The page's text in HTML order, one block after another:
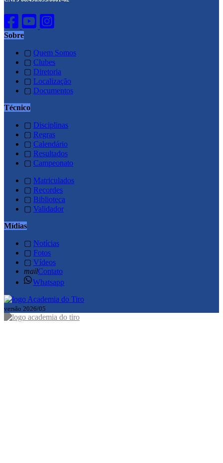
Sobre
▢ Quem Somos
▢ Clubes
▢ Diretoria
▢ Localização
▢ Documentos
Técnico
▢ Disciplinas
▢ Regras
▢ Calendário
▢ Resultados
▢ Campeonato
▢ Matriculados
▢ Recordes
▢ Biblioteca
▢ Validador
Mídias
▢ Notícias
▢ Fotos
▢ Vídeos
mailContato
Whatsapp
versão 2026/05